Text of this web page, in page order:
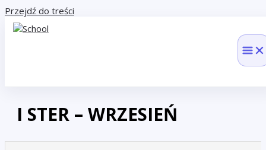
Przejdź do treści
I STER – WRZESIEŃ